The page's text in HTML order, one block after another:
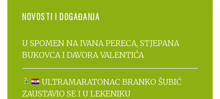
NOVOSTI I DOGAĐANJA
U SPOMEN NA IVANA PERECA, STJEPANA
BUKOVCA I DAVORA VALENTIĆA
ULTRAMARATONAC BRANKO ŠUBIĆ
ZAUSTAVIO SE I U LEKENIKU